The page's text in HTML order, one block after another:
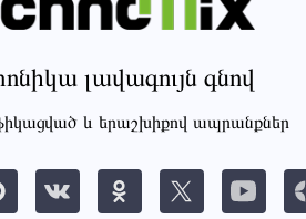
լավագույն գնով
և երաշխիքով ապրանքներ